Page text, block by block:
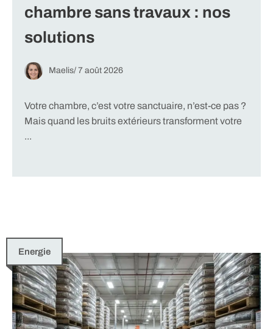
chambre sans travaux : nos
solutions
Maelis/ 7 août 2026
Votre chambre, c’est votre sanctuaire, n’est-ce pas ?
Mais quand les bruits extérieurs transforment votre
...
Energie